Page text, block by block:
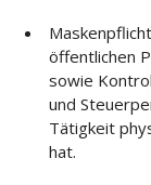
öffentlichen
sowie
und
Tätigkeit
hat.